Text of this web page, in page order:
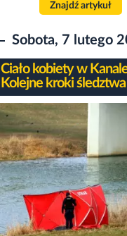
Znajdź artykuł
Sobota, 7 lutego
Ciało kobiety w
Kolejne kroki śledztwa